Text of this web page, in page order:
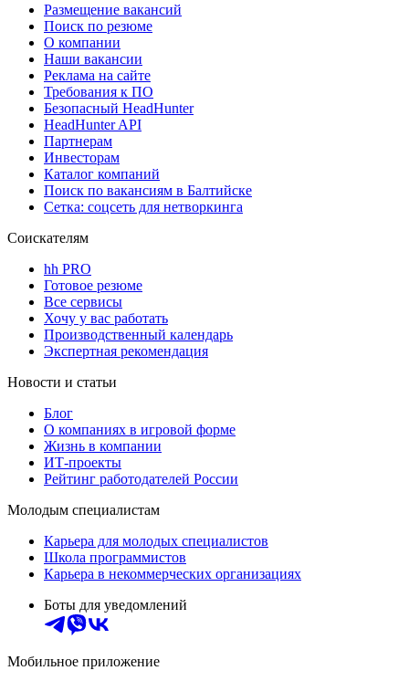
Размещение вакансий
Поиск по резюме
О компании
Наши вакансии
Реклама на сайте
Требования к ПО
Безопасный HeadHunter
HeadHunter API
Партнерам
Инвесторам
Каталог компаний
Поиск по вакансиям в Балтийске
Сетка: соцсеть для нетворкинга
Соискателям
hh PRO
Готовое резюме
Все сервисы
Хочу у вас работать
Производственный календарь
Экспертная рекомендация
Новости и статьи
Блог
О компаниях в игровой форме
Жизнь в компании
ИТ-проекты
Рейтинг работодателей России
Молодым специалистам
Карьера для молодых специалистов
Школа программистов
Карьера в некоммерческих организациях
Боты для уведомлений
Мобильное приложение